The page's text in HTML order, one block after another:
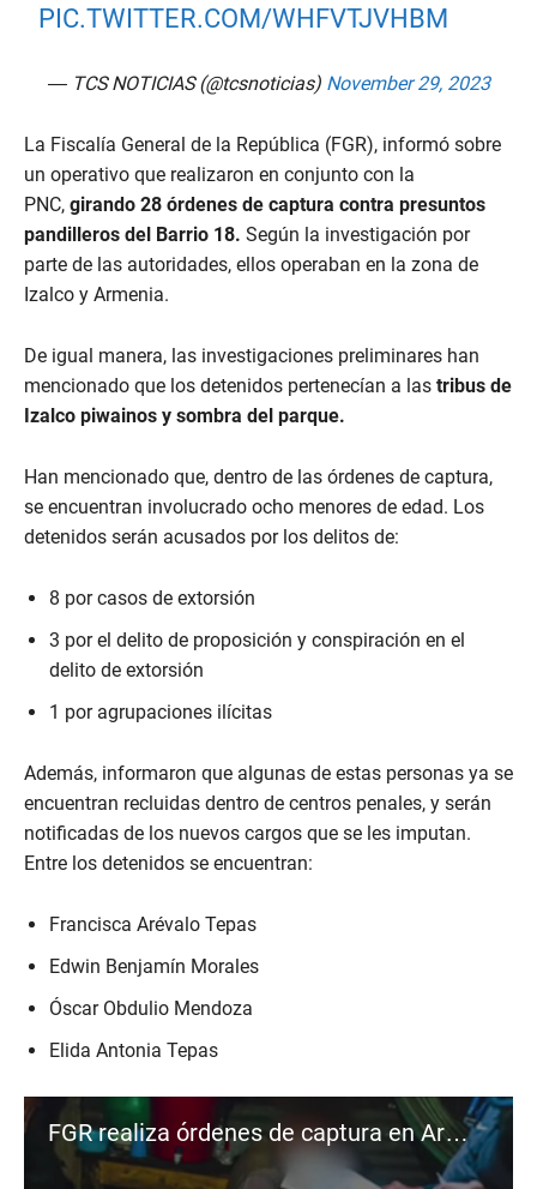
PIC.TWITTER.COM/WHFVTJVHBM
— TCS NOTICIAS (@tcsnoticias) November 29, 2023
La Fiscalía General de la República (FGR), informó sobre
un operativo que realizaron en conjunto con la
PNC, girando 28 órdenes de captura contra presuntos
pandilleros del Barrio 18. Según la investigación por
parte de las autoridades, ellos operaban en la zona de
Izalco y Armenia.
De igual manera, las investigaciones preliminares han
mencionado que los detenidos pertenecían a las tribus de
Izalco piwainos y sombra del parque.
Han mencionado que, dentro de las órdenes de captura,
se encuentran involucrado ocho menores de edad. Los
detenidos serán acusados por los delitos de:
8 por casos de extorsión
3 por el delito de proposición y conspiración en el
delito de extorsión
1 por agrupaciones ilícitas
Además, informaron que algunas de estas personas ya se
encuentran recluidas dentro de centros penales, y serán
notificadas de los nuevos cargos que se les imputan.
Entre los detenidos se encuentran:
Francisca Arévalo Tepas
Edwin Benjamín Morales
Óscar Obdulio Mendoza
Elida Antonia Tepas
FGR realiza órdenes de captura en Armenia e Izalco